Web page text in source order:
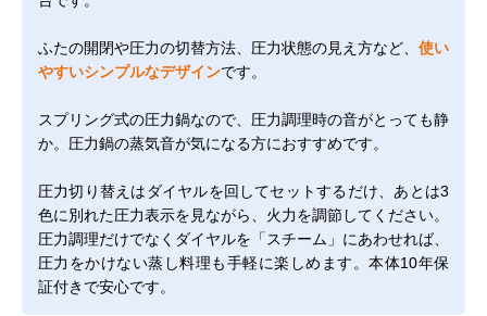
ふたの開閉や圧力の切替方法、圧力状態の見え方など、 使い
やすいシンプルなデザインです。
スプリング式の圧力鍋なので、圧力調理時の音がとっても静
か。圧力鍋の蒸気音が気になる方におすすめです。
圧力切り替えはダイヤルを回してセットするだけ、あとは3
色に別れた圧力表示を見ながら、火力を調節してください。
圧力調理だけでなくダイヤルを「スチーム」にあわせれば、
圧力をかけない蒸し料理も手軽に楽しめます。本体10年保
証付きで安心です。